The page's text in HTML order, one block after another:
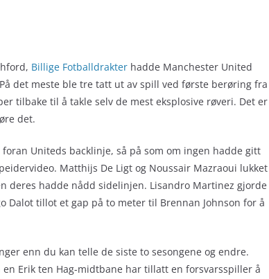
Billige Fotballdrakter hadde Manchester United
det meste ble tre tatt ut av spill ved første berøring fra
tilbake til å takle selv de mest eksplosive røveri. Det er
det.
Uniteds backlinje, så på som om ingen hadde gitt
Matthijs De Ligt og Noussair Mazraoui lukket
deres hadde nådd sidelinjen. Lisandro Martinez gjorde
Dalot tillot et gap på to meter til Brennan Johnson for å
enn du kan telle de siste to sesongene og endre.
Erik ten Hag-midtbane har tillatt en forsvarsspiller å